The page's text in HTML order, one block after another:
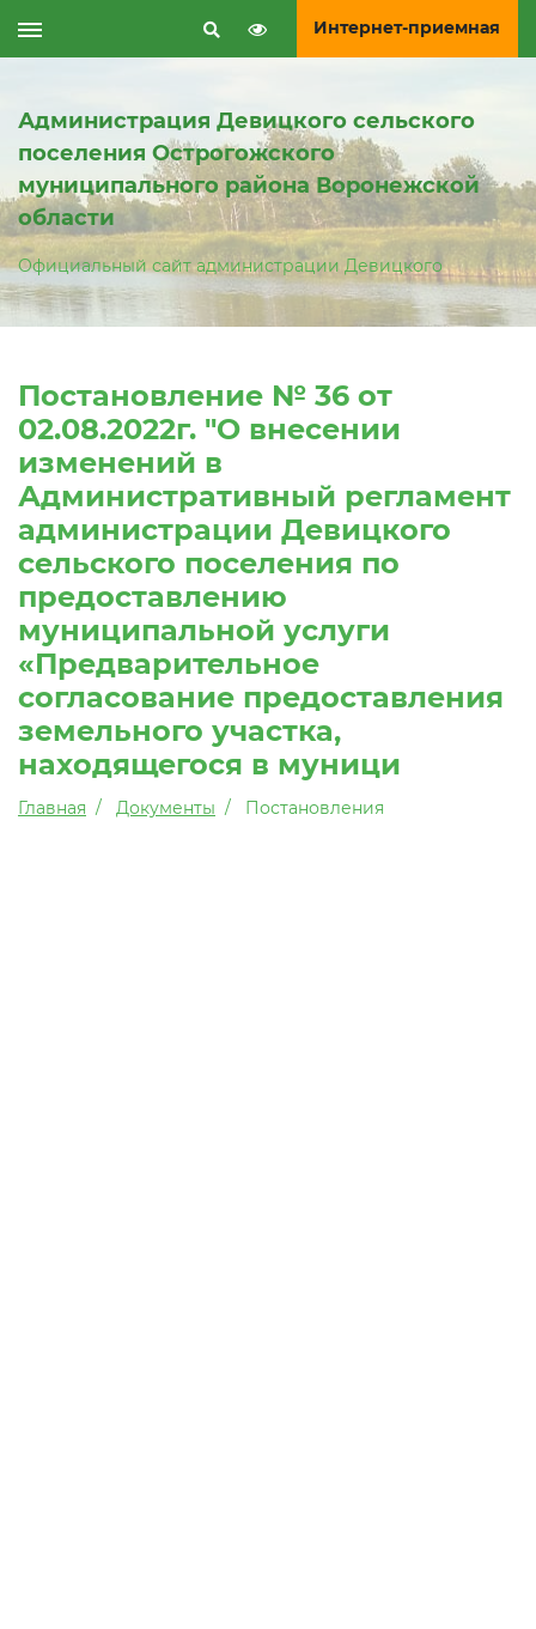
Интернет-приемная
Администрация Девицкого сельского
поселения Острогожского
муниципального района Воронежской
области
Официальный сайт администрации Девицкого
Постановление № 36 от
02.08.2022г. "О внесении
изменений в
Административный регламент
администрации Девицкого
сельского поселения по
предоставлению
муниципальной услуги
«Предварительное
согласование предоставления
земельного участка,
находящегося в муници
Главная Документы Постановления